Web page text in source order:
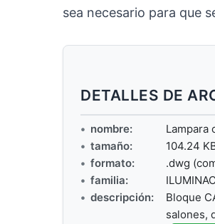
sea necesario para que
DETALLES DE
nombre:
Lampara
tamaño:
104.24
formato:
.dwg
familia:
descripción:
Bloque
salones,